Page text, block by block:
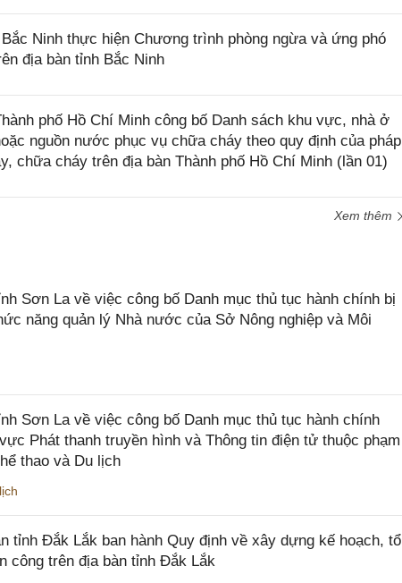
Ninh thực hiện Chương trình phòng ngừa và ứng phó
địa bàn tỉnh Bắc Ninh
phố Hồ Chí Minh công bố Danh sách khu vực, nhà ở
nguồn nước phục vụ chữa cháy theo quy định của pháp
chữa cháy trên địa bàn Thành phố Hồ Chí Minh (lần 01)
Xem thêm
Sơn La về việc công bố Danh mục thủ tục hành chính bị
năng quản lý Nhà nước của Sở Nông nghiệp và Môi
Sơn La về việc công bố Danh mục thủ tục hành chính
Phát thanh truyền hình và Thông tin điện tử thuộc phạm
thao và Du lịch
tỉnh Đắk Lắk ban hành Quy định về xây dựng kế hoạch, tổ
công trên địa bàn tỉnh Đắk Lắk